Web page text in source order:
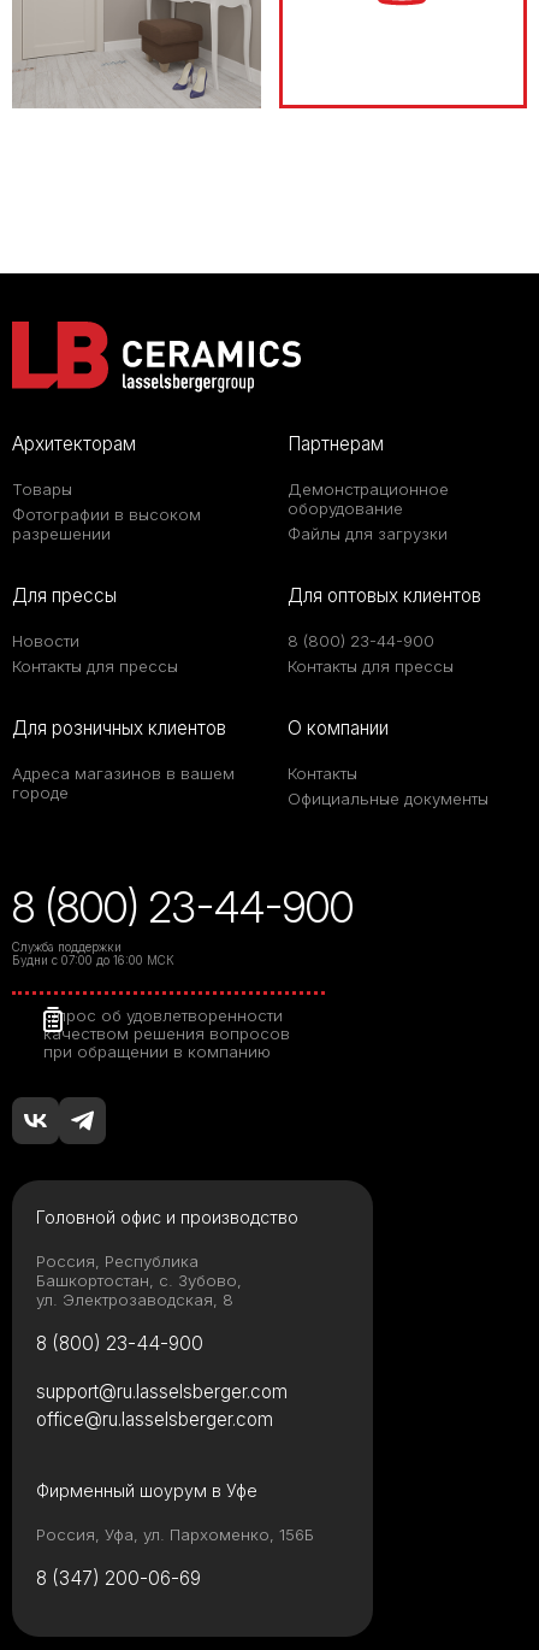
Архитекторам
Товары
Фотографии в высоком
разрешении
Партнерам
Демонстрационное
оборудование
Файлы для загрузки
Для прессы
Новости
Контакты для прессы
Для оптовых клиентов
8 (800) 23-44-900
Контакты для прессы
Для розничных клиентов
Адреса магазинов в вашем
городе
О компании
Контакты
Официальные документы
8 (800) 23-44-900
Служба поддержки
Будни с 07:00 до 16:00 МСК
Опрос об удовлетворенности
качеством решения вопросов
при обращении в компанию
Головной офис и производство
Россия, Республика
Башкортостан, с. Зубово,
ул. Электрозаводская, 8
8 (800) 23-44-900
Фирменный шоурум в Уфе
Россия, Уфа, ул. Пархоменко, 156Б
8 (347) 200-06-69
support@ru.lasselsberger.com
office@ru.lasselsberger.com